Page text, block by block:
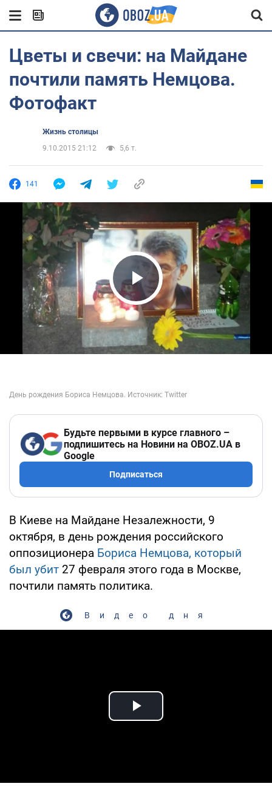
Цветы и свечи: на Майдане
почтили память Немцова.
Фотофакт
Жизнь столицы
9.10.2015 21:12
5,6 т.
141
Play Video
Будьте первыми в курсе главного –
подпишитесь на Новини на OBOZ.UA в
Google
Подписаться
В Киеве на Майдане Незалежности, 9
октября, в день рождения российского
оппозиционера Бориса Немцова, который
был убит 27 февраля этого года в Москве,
почтили память политика.
Видео дня
Play Video